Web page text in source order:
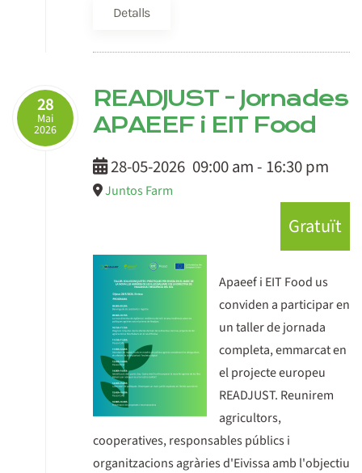
Detalls
28
Mai
2026
READJUST - Jornades
APAEEF i EIT Food
28-05-2026 09:00 am- 16:30 pm
Juntos Farm
Gratuït
Apaeef i EIT Food us
conviden a participar en
un taller de jornada
completa, emmarcat en
el projecte europeu
READJUST. Reunirem
agricultors,
cooperatives, responsables públics i
organitzacions agràries d'Eivissa amb l'objectiu